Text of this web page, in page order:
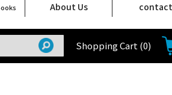
ム
取
て
て
て
About Us
店舗案内
Shop Infomation
ご注文について
How to Order
特定商取引法に関する表示
プライバシーポリシー
contact
Shopping Cart (0)